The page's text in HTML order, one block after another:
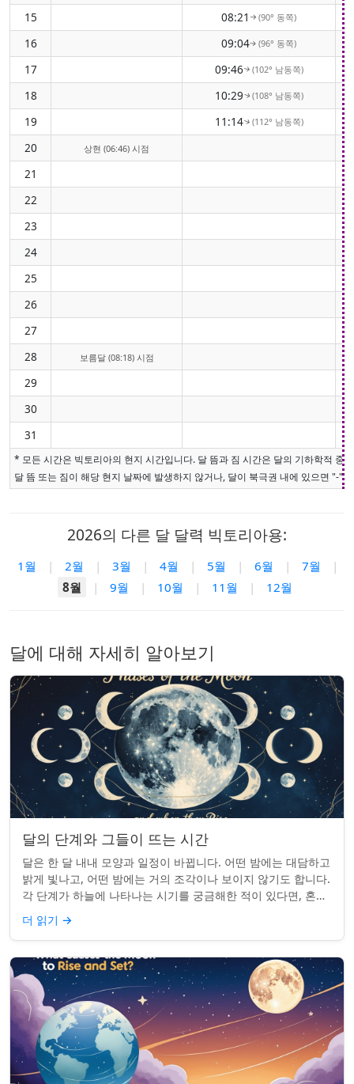
15 08:21 ↑ (90° 동쪽)
16 09:04↑(96° 동쪽)
17 09:46↑(102° 남동쪽)
18 10:29↑(108° 남동쪽)
19 11:14↑(112° 남동쪽)
20 상현 (06:46) 시점
21
22
23
24
25
26
27
28
보름달 (08:18) 시점
29
30
31
* 모든 시간은 빅토리아의 현지 시간입니다. 달 뜸과 짐 시간은 달의 기하학적 중
달 뜸 또는 짐이 해당 현지 날짜에 발생하지 않거나, 달이 북극권 내에 있으면 "-"
2026의 다른 달 달력 빅토리아용:
1월 | 2월 | 3월 | 4월 | 5월 | 6월 | 7월
|
8월
| 9월 | 10월 | 11월 | 12월
달에 대해 자세히 알아보기
달의 단계와 그들이 뜨는 시간
달은 한 달 내내 모양과 일정이 바뀝니다. 어떤 밤에는 대담하고
밝게 빛나고, 어떤 밤에는 거의 조각이나 보이지 않기도 합니다.
각 단계가 하늘에 나타나는 시기를 궁금해한 적이 있다면, 혼자
가 아닙니다. 사실 그 타...
더 읽기 →